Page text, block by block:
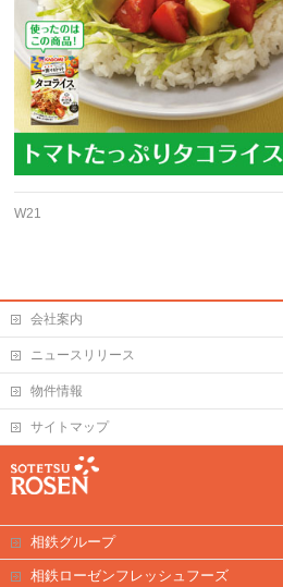
W21
会社案内
ニュースリリース
物件情報
サイトマップ
相鉄グループ
相鉄ローゼンフレッシュフーズ